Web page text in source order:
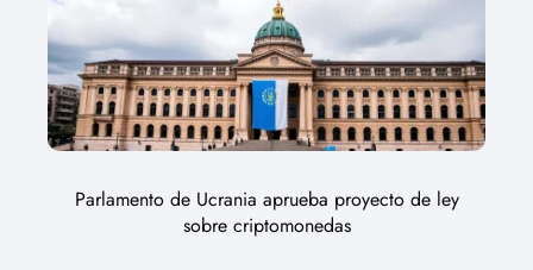
Parlamento de Ucrania aprueba proyecto de ley
sobre criptomonedas